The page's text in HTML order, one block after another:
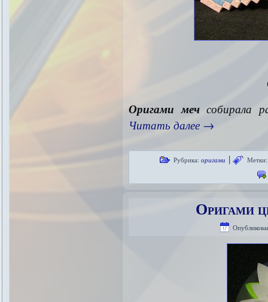
Оригами мечсобирала
Читать далее →
Рубрика: оригами | Метки:
Оригами